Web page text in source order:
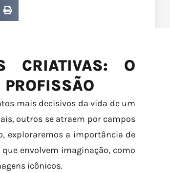
CRIATIVAS: O
mais decisivos da vida de um
outros se atraem por campos
exploraremos a importância de
envolvem imaginação, como
icônicos.